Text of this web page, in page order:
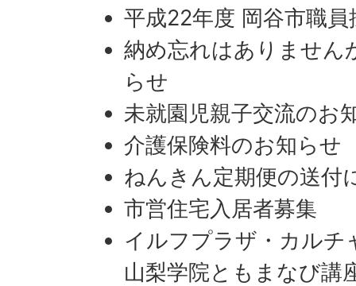
平成22年度 岡谷市職
納め忘れはありません
らせ
未就園児親子交流のお
介護保険料のお知らせ
ねんきん定期便の送付
市営住宅入居者募集
イルフプラザ・カルチ
山梨学院ともまなび講